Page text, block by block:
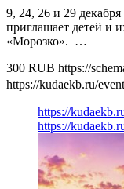
9, 24, 26 и 29
приглашает детей и
«Морозко». …
300 RUB https://
https://kudaekb.ru/
https://
https://